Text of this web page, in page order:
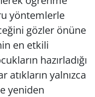
yöntemlerle
gözler önüne
en etkili
hazırladığı
yalnızca
yeniden